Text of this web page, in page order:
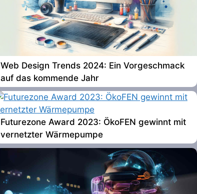
Web Design Trends 2024: Ein Vorgeschmack
auf das kommende Jahr
Futurezone Award 2023: ÖkoFEN gewinnt mit
vernetzter Wärmepumpe